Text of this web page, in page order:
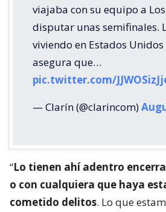
viajaba con su equipo a
disputar unas semifinales.
viviendo en Estados
asegura que…
pic.twitter.com/
— Clarín (@clarincom)
“Lo tienen ahí adentro
o con cualquiera que haya
cometido delitos. Lo que